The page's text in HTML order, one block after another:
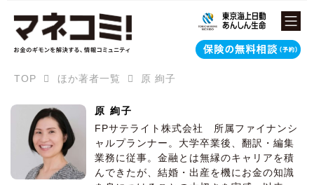
TOP ほか著者一覧 原 絢子
原 絢子
FPサテライト株式会社 所属ファイナンシ
ャルプランナー。大学卒業後、翻訳・編集
業務に従事。金融とは無縁のキャリアを積
んできたが、結婚・出産を機にお金の知識